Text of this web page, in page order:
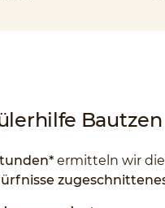
Bautzen
ermitteln wir